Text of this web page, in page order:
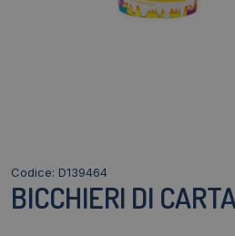
Codice: D139464
BICCHIERI DI